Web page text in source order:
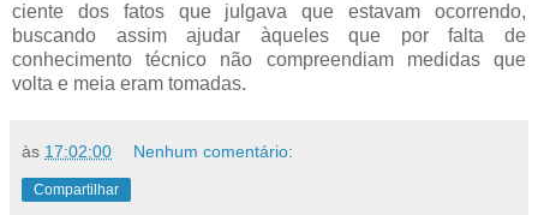
ciente dos fatos que julgava que estavam ocorrendo,
buscando assim ajudar àqueles que por falta de
conhecimento técnico não compreendiam medidas que
volta e meia eram tomadas.
às 17:02:00 Nenhum comentário:
Compartilhar